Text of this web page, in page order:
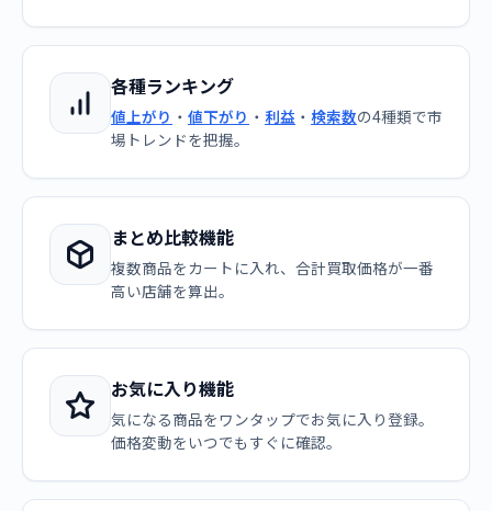
各種ランキング
値上がり ・ 値下がり ・ 利益 ・ 検索数の4種類で市
場トレンドを把握。
まとめ比較機能
複数商品をカートに入れ、合計買取価格が一番
高い店舗を算出。
お気に入り機能
気になる商品をワンタップでお気に入り登録。
価格変動をいつでもすぐに確認。